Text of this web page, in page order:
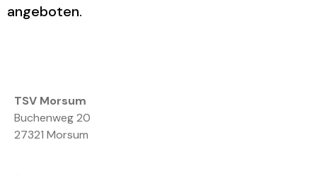
angeboten.
TSV Morsum
Buchenweg 20
27321 Morsum